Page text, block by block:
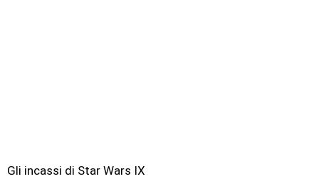
Gli incassi di Star Wars IX